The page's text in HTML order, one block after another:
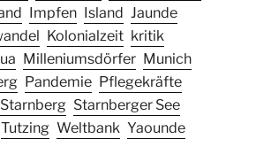
Impfen Island Jaunde
Kolonialzeit kritik
Milleniumsdörfer Munich
Pandemie Pflegekräfte
Starnberg Starnberger See
Tutzing Weltbank Yaounde